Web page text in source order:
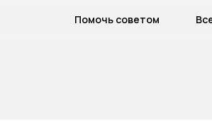
Помочь советом